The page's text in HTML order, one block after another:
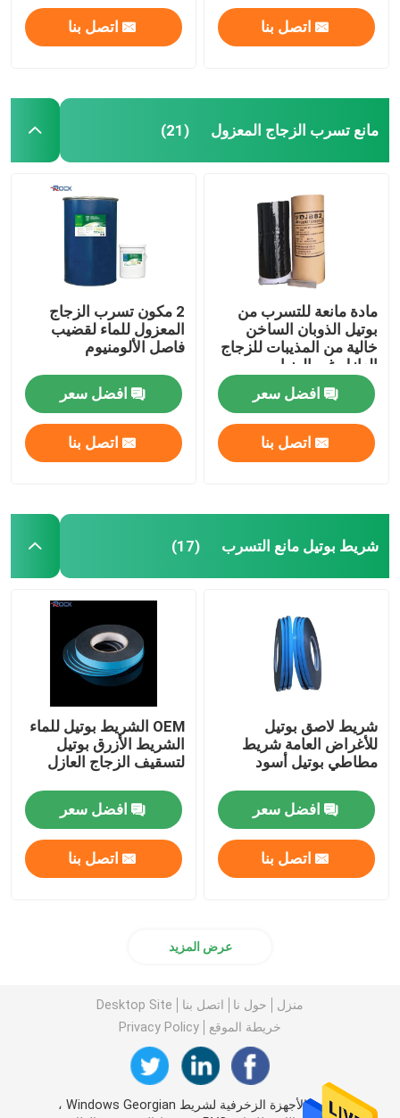
اتصل بنا اتصل بنا
مانع تسرب الزجاج المعزول (21)
مادة مانعة للتسرب من
بوتيل الذوبان الساخن
خالية من المذيبات للزجاج
العازل غير الضبابي
افضل سعر
اتصل بنا
2 مكون تسرب الزجاج
المعزول للماء لقضيب
فاصل الألومنيوم
افضل سعر
اتصل بنا
شريط بوتيل مانع التسرب (17)
شريط لاصق بوتيل
للأغراض العامة شريط
مطاطي بوتيل أسود
افضل سعر
اتصل بنا
OEM الشريط بوتيل للماء
الشريط الأزرق بوتيل
لتسقيف الزجاج العازل
افضل سعر
اتصل بنا
عرض المزيد
منزل حول نا اتصل بنا
Desktop Site
خريطة الموقع
Privacy Policy
الصين الأجهزة الزخرفية لشريط Windows Georgian ،